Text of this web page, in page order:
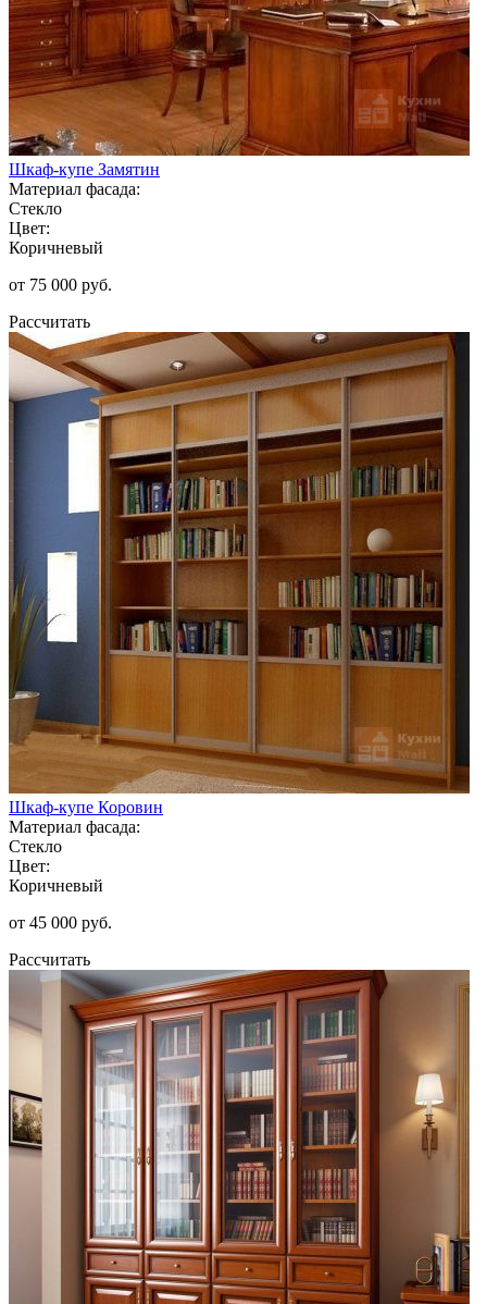
Шкаф-купе Замятин
Материал фасада:
Стекло
Цвет:
Коричневый
от 75 000 руб.
Рассчитать
Шкаф-купе Коровин
Материал фасада:
Стекло
Цвет:
Коричневый
от 45 000 руб.
Рассчитать